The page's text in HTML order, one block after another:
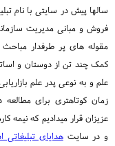
سالها پیش در سایتی با نام
فروش و مبانی مدیریت
مقوله های پر طرفدار
کمک چند تن از دوستان و
علم و به نوعی پدر علم
زمان کوتاهتری برای
عزیزان قرار میدادیم که نیمه
و در سایتهدایای تبلیغاتی